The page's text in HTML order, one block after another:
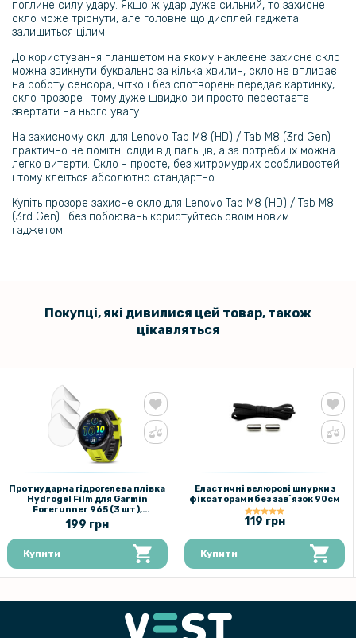
379 грн
Броньований чохол Armored Case для Lenovo Tab M8 (3rd Gen)
254 грн
299 грн
Захисне скло Full Screen Tempered Glass для Xiaomi 14T / 14T Pro,
Black
203 грн
239 грн
поглине силу удару. Якщо ж удар дуже сильний, то захисне
скло може тріснути, але головне що дисплей гаджета
залишиться цілим.
До користування планшетом на якому наклеєне захисне скло
можна звикнути буквально за кілька хвилин, скло не впливає
на роботу сенсора, чітко і без спотворень передає картинку,
скло прозоре і тому дуже швидко ви просто перестаєте
звертати на нього увагу.
На захисному склі для Lenovo Tab M8 (HD) / Tab M8 (3rd Gen)
практично не помітні сліди від пальців, а за потреби їх можна
легко витерти. Скло - просте, без хитромудрих особливостей
і тому клеїться абсолютно стандартно.
Купіть прозоре захисне скло для Lenovo Tab M8 (HD) / Tab M8
(3rd Gen) і без побоювань користуйтесь своїм новим
гаджетом!
Покупці, які дивилися цей товар, також
цікавляться
Протиударна гідрогелева плівка
Hydrogel Film для Garmin
Forerunner 965 (3 шт),
Transparent
199 грн
Купити
Еластичні велюрові шнурки з
фіксаторами без зав`язок 90см
119 грн
Купити